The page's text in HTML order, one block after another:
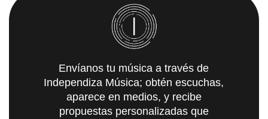
Envíanos tu música a través de
Independiza Música; obtén escuchas,
aparece en medios, y recibe
propuestas personalizadas que